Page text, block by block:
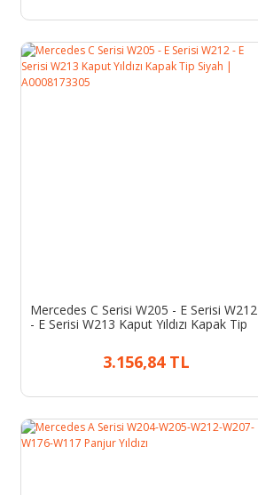
Mercedes C Serisi W205 - E Serisi W212
- E Serisi W213 Kaput Yıldızı Kapak Tip
3.156,84 TL